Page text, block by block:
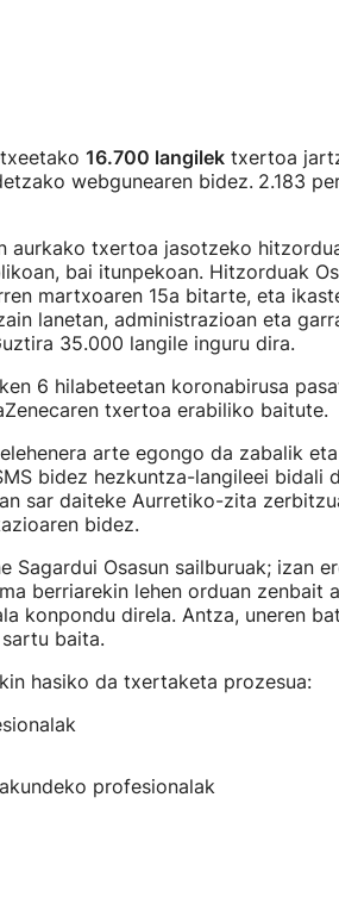
16.700 langilektxertoa
webgunearen bidez. 2.183
aurkako txertoa jasotzeko
bai itunpekoan. Hitzorduak
martxoaren 15a bitarte, eta
lanetan, administrazioan eta
35.000 langile inguru dira.
6 hilabeteetan koronabirusa
txertoa erabiliko baitute.
arte egongo da zabalik
bidez hezkuntza-langileei bidali
sar daiteke Aurretiko-zita
bidez.
Sagardui Osasun sailburuak; izan
berriarekin lehen orduan zenbait
konpondu direla. Antza, uneren
baita.
hasiko da txertaketa prozesua:
profesionalak